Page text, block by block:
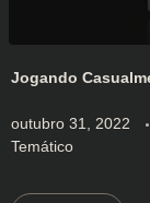
Jogando
outubro 31, 2022
Temático